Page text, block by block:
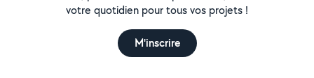
votre quotidien pour tous vos projets !
M'inscrire